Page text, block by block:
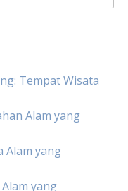
Tempat Wisata
Alam yang
Alam yang
yang